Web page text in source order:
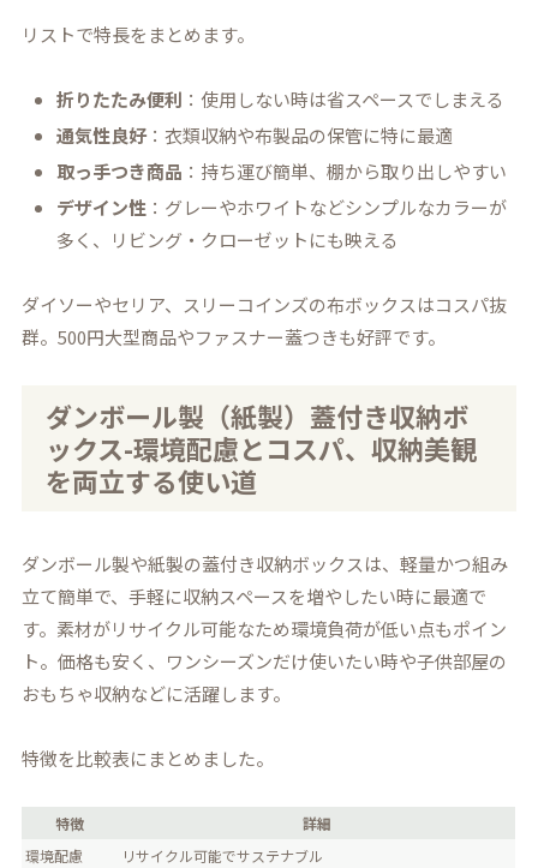
リストで特長をまとめます。
折りたたみ便利 ：使用しない時は省スペースでしまえる
通気性良好：衣類収納や布製品の保管に特に最適
取っ手つき商品 ：持ち運び簡単、棚から取り出しやすい
デザイン性 ：グレーやホワイトなどシンプルなカラーが
多く、リビング・クローゼットにも映える
ダイソーやセリア、スリーコインズの布ボックスはコスパ抜
群。500円大型商品やファスナー蓋つきも好評です。
ダンボール製（紙製）蓋付き収納ボ
ックス-環境配慮とコスパ、収納美観
を両立する使い道
ダンボール製や紙製の蓋付き収納ボックスは、軽量かつ組み
立て簡単で、手軽に収納スペースを増やしたい時に最適で
す。素材がリサイクル可能なため環境負荷が低い点もポイン
ト。価格も安く、ワンシーズンだけ使いたい時や子供部屋の
おもちゃ収納などに活躍します。
特徴を比較表にまとめました。
特徴
詳細
環境配慮
リサイクル可能でサステナブル